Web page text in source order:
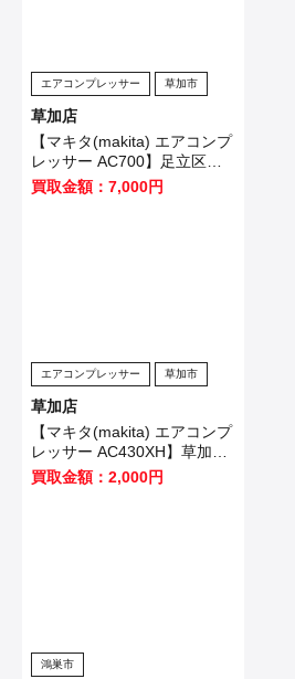
エアコンプレッサー 草加市
草加店
【マキタ(makita) エアコンプ
レッサー AC700】足立区の
お客様から買取させて頂きま
買取金額：7,000円
エアコンプレッサー 草加市
草加店
【マキタ(makita) エアコンプ
レッサー AC430XH】草加市
のお客様から買取させて頂き
ました！
買取金額：2,000円
鴻巣市